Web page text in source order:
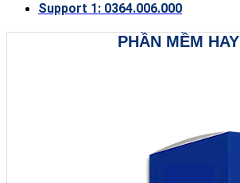
Support 1: 0364.006.000
PHẦN MỀM HAY